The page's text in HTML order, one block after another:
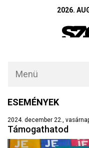
2026.
Menü
ESEMÉNYEK
2024. december 22.,
Támogathatod